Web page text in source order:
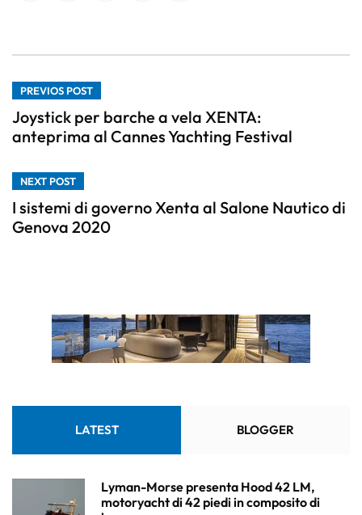
PREVIOS POST
Joystick per barche a vela XENTA:
anteprima al Cannes Yachting Festival
NEXT POST
I sistemi di governo Xenta al Salone Nautico di
Genova 2020
LATEST BLOGGER
Lyman-Morse presenta Hood 42 LM,
motoryacht di 42 piedi in composito di